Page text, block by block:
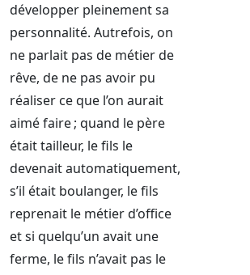
développer pleinement sa
personnalité. Autrefois, on
ne parlait pas de métier de
rêve, de ne pas avoir pu
réaliser ce que l’on aurait
aimé faire ; quand le père
était tailleur, le fils le
devenait automatiquement,
s’il était boulanger, le fils
reprenait le métier d’office
et si quelqu’un avait une
ferme, le fils n’avait pas le